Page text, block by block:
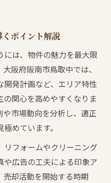
ポイント解説
には、物件の魅力を最大限
阪府阪南市鳥取中では、
発計画など、エリア特性
関心を高めやすくなりま
市場動向を分析し、適正
めています。
リフォームやクリーニング
や広告の工夫による印象ア
売却活動を開始する時期